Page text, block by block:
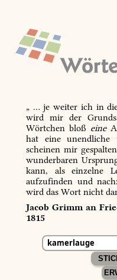
„ … je weiter ich in
wird mir der
Wörtchen bloß eine
hat eine unendliche
scheinen mir
wunderbaren
kann, als einzelne
aufzufinden und
wird das Wort nicht
Jacob Grimm an
1815